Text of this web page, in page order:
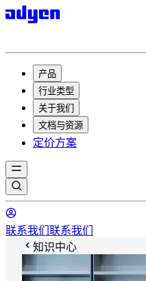
产品
行业类型
关于我们
文档与资源
定价方案
联系我们 联系我们
知识中心